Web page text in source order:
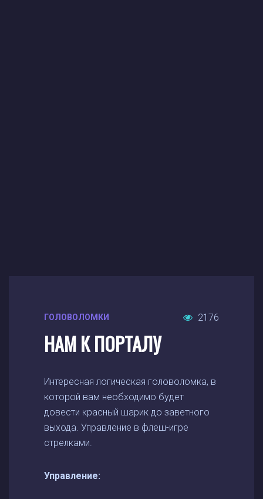
ГОЛОВОЛОМКИ 2176
НАМ К ПОРТАЛУ
Интересная логическая головоломка, в
которой вам необходимо будет
довести красный шарик до заветного
выхода. Управление в флеш-игре
стрелками.
Управление: